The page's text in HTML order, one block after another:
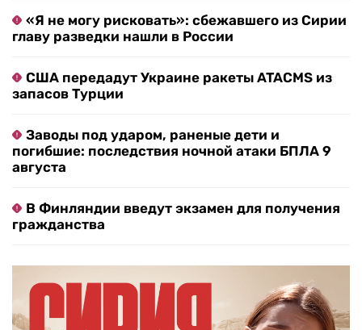
«Я не могу рисковать»: сбежавшего из Сирии
главу разведки нашли в России
США передадут Украине ракеты ATACMS из
запасов Турции
Заводы под ударом, раненые дети и
погибшие: последствия ночной атаки БПЛА 9
августа
В Финляндии введут экзамен для получения
гражданства